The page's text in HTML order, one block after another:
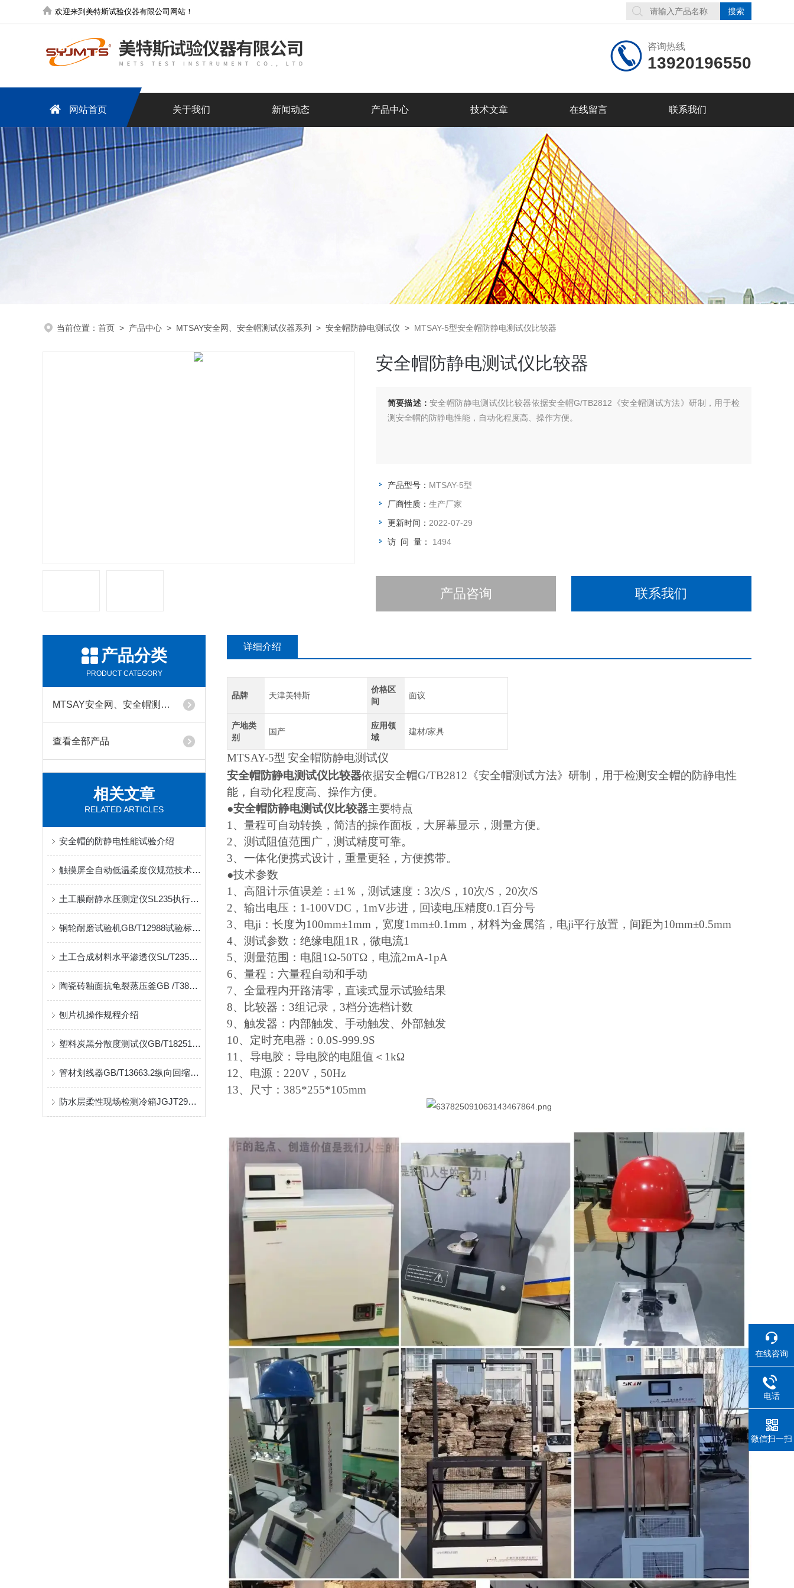
欢迎来到美特斯试验仪器有限公司网站！
咨询热线
13920196550
网站首页 关于我们 新闻动态 产品中心 技术文章 在线留言 联系我们
当前位置： 首页 > 产品中心 > MTSAY安全网、安全帽测试仪器系列 > 安全帽防静电测试仪 > MTSAY-5型安全帽防静电测试仪比较器
安全帽防静电测试仪比较器
简要描述： 安全帽防静电测试仪比较器依据安全帽G/TB2812《安全帽测试方法》研制，用于检
测安全帽的防静电性能，自动化程度高、操作方便。
产品型号： MTSAY-5型
厂商性质： 生产厂家
更新时间： 2022-07-29
访 问 量： 1494
产品咨询 联系我们
产品分类
PRODUCT CATEGORY
MTSAY安全网、安全帽测试仪器系列
查看全部产品
相关文章
RELATED ARTICLES
安全帽的防静电性能试验介绍
触摸屏全自动低温柔度仪规范技术要求介绍
土工膜耐静水压测定仪SL235执行标准
钢轮耐磨试验机GB/T12988试验标准磨坑长度值
土工合成材料水平渗透仪SL/T235水利试验标准
陶瓷砖釉面抗龟裂蒸压釜GB /T3810.11执行标准
刨片机操作规程介绍
塑料炭黑分散度测试仪GB/T18251试验标准介绍
管材划线器GB/T13663.2纵向回缩率试验
防水层柔性现场检测冷箱JGJT299被测点的降温处理
详细介绍
品牌 天津美特斯
价格区
间
面议
产地类
别
国产
应用领
域
建材/家具
MTSAY-5型 安全帽防静电测试仪
安全帽防静电测试仪比较器依据安全帽G/TB2812 《安全帽测试方法》研制，用于检测安全帽的防静电性
能，自动化程度高、操作方便。
●安全帽防静电测试仪比较器主要特点
1 、量程可自动转换，简洁的操作面板，大屏幕显示，测量方便。
2、测试阻值范围广，测试精度可靠。
3、一体化便携式设计，重量更轻，方便携带。
●技术参数
1 、高阻计示值误差：±1 ％，测试速度： 3次/S ， 10次/S ， 20次/S
2、输出电压： 1-100VDC ， 1mV步进，回读电压精度0.1百分号
3、电ji ：长度为100mm±1mm ，宽度1mm±0.1mm ，材料为金属箔，电ji平行放置，间距为10mm±0.5mm
4、测试参数：绝缘电阻 1R ，微电流1
5、测量范围：电阻 1 Ω-50TΩ，电流2mA-1pA
6、量程：六量程自动和手动
7、全量程内开路清零，直读式显示试验结果
8、比较器： 3组记录， 3档分选档计数
9、触发器：内部触发、手动触发、外部触发
10、定时充电器： 0.0S-999.9S
11 、导电胶：导电胶的电阻值＜ 1kΩ
12、电源： 220V ， 50Hz
13、尺寸： 385*255*105mm
在线咨询
电话
微信扫一扫